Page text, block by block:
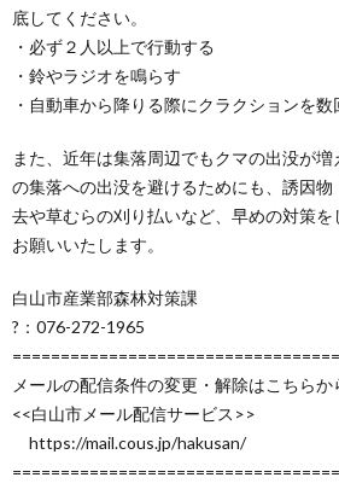
底してください。
・必ず２人以上で行動する
・鈴やラジオを鳴らす
・自動車から降りる際にクラクションを
また、近年は集落周辺でもクマの出没が
の集落への出没を避けるためにも、誘因
去や草むらの刈り払いなど、早めの対策を
お願いいたします。
白山市産業部森林対策課
?：076-272-1965
メールの配信条件の変更・解除はこちらか
<<白山市メール配信サービス>>
https://mail.cous.jp/hakusan/